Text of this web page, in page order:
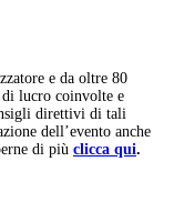
e da oltre 80
lucro coinvolte e
direttivi di tali
dell’evento anche
di più clicca qui.